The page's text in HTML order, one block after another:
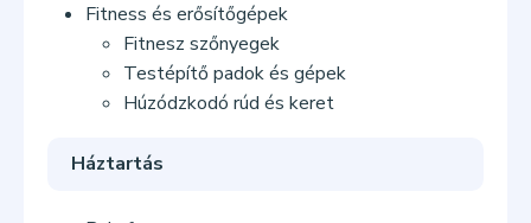
Fitness és erősítőgépek
Fitnesz szőnyegek
Testépítő padok és gépek
Húzódzkodó rúd és keret
Háztartás